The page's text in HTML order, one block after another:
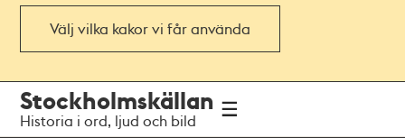
Välj vilka kakor vi får använda
navigationen
huvudinnehållet
Stockholmskällan
Historia i ord, ljud och bild